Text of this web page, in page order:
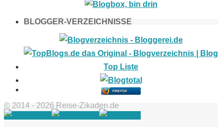
BLOGGER-VERZEICHNISSE
FIREFOX
© 2014 - 2026 Reise-Zikaden.de